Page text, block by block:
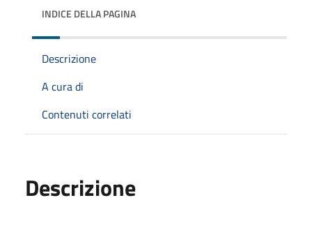
INDICE DELLA PAGINA
Descrizione
A cura di
Contenuti correlati
Descrizione